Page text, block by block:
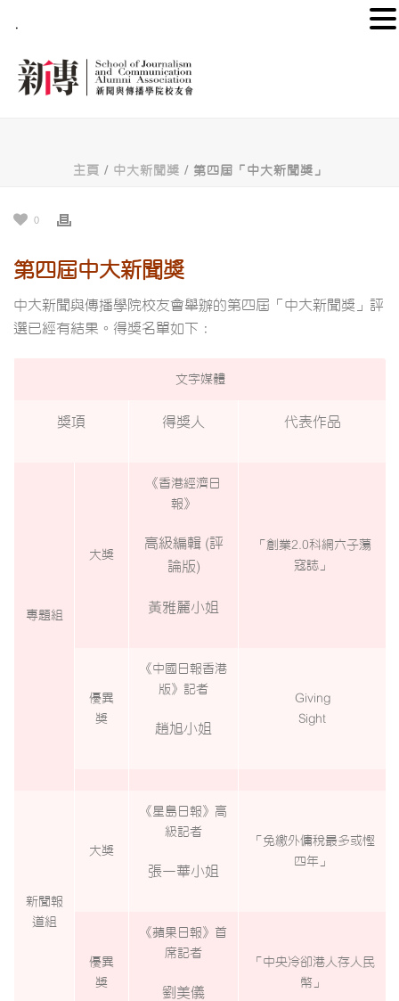
主頁 / 中大新聞獎 / 第四屆「中大新聞獎」
0
第四屆中大新聞獎
中大新聞與傳播學院校友會舉辦的第四屆「中大新聞獎」評
選已經有結果。得獎名單如下：
文字媒體
獎項 得獎人 代表作品
專題組
大獎
《香港經濟日
報》
高級編輯(評
論版)
黃雅麗小姐
「創業2.0科網六子蕩
寇誌」
優異
獎
《中國日報香港
版》記者
趙旭小姐
Giving
Sight
新聞報
道組
大獎
《星島日報》高
級記者
張一華小姐
「免繳外傭稅最多或慳
四年」
優異
獎
《蘋果日報》首
席記者
劉美儀
「中央冷卻港人存人民
幣」
.